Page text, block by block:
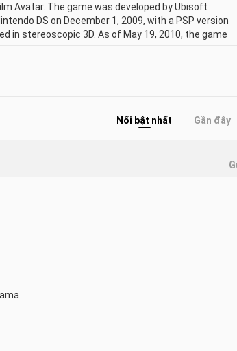
Avatar. The game was developed by Ubisoft
DS on December 1, 2009, with a PSP version
in stereoscopic 3D. As of May 19, 2010, the game
Michelle Rodriguez, and Giovanni Ribisi, who
was handled by Blindlight.
Nổi bật nhất Gần đây